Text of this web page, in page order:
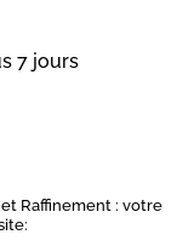
7 jours
Raffinement : votre